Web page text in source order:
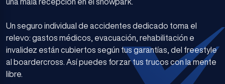
Un seguro individual de accidentes dedicado toma el
relevo: gastos médicos, evacuación, rehabilitación e
invalidez están cubiertos según tus garantías, del freestyle
al boardercross. Así puedes forzar tus trucos con la mente
libre.